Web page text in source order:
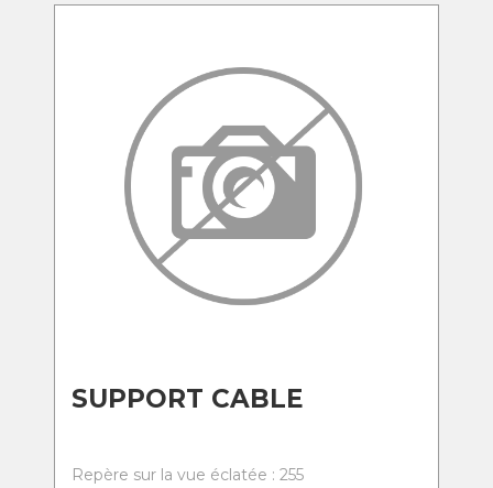
SUPPORT CABLE
Repère sur la vue éclatée : 255